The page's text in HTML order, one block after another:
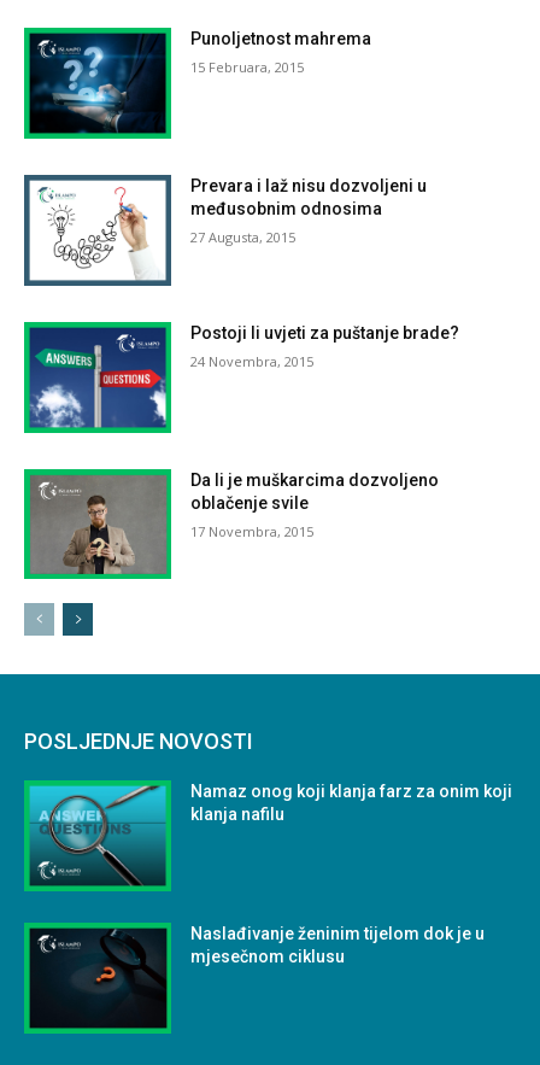
Punoljetnost mahrema
15 Februara, 2015
Prevara i laž nisu dozvoljeni u
međusobnim odnosima
27 Augusta, 2015
Postoji li uvjeti za puštanje brade?
24 Novembra, 2015
Da li je muškarcima dozvoljeno
oblačenje svile
17 Novembra, 2015
POSLJEDNJE NOVOSTI
Namaz onog koji klanja farz za onim koji
klanja nafilu
Naslađivanje ženinim tijelom dok je u
mjesečnom ciklusu